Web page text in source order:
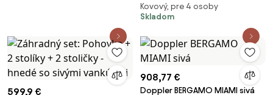
Porto 150 cm + 4x kovová
stolička Solano
Kovový, pre 4 osoby
Skladom
599,9 €
908,77 €
Doppler BERGAMO MIAMI sivá